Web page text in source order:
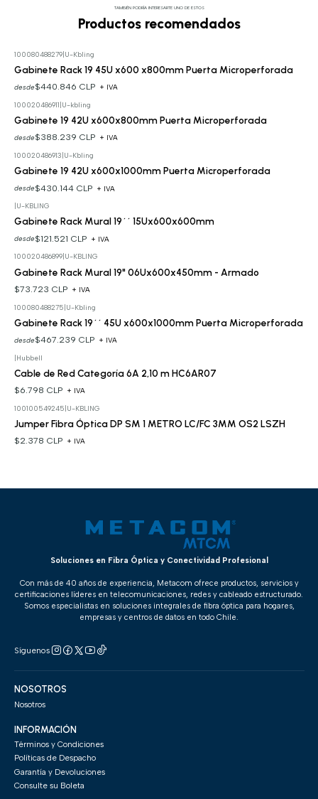
TAMBIÉN PODRÍA INTERESARTE UNO DE ESTOS
Productos recomendados
100080488279| U-Kbling
Gabinete Rack 19 45U x600 x800mm Puerta Microperforada
desde$440.846 CLP + IVA
100020486911 U-kbling
Gabinete 19 42U x600x800mm Puerta Microperforada
desde$388.239 CLP + IVA
100020486913 U-Kbling
Gabinete 19 42U x600x1000mm Puerta Microperforada
desde$430.144 CLP + IVA
U-KBLING
Gabinete Rack Mural 19´´ 15Ux600x600mm
desde$121.521 CLP + IVA
100020486899| U-KBLING
Gabinete Rack Mural 19" 06Ux600x450mm - Armado
$73.723 CLP + IVA
100080488275 U-Kbling
Gabinete Rack 19´´ 45U x600x1000mm Puerta Microperforada
desde$467.239 CLP + IVA
Hubbell
Cable de Red Categoría 6A 2,10 m HC6AR07
$6.798 CLP + IVA
100100549245 U-KBLING
Jumper Fibra Óptica DP SM 1 METRO LC/FC 3MM OS2 LSZH
$2.378 CLP + IVA
Soluciones en Fibra Óptica y Conectividad Profesional
Con más de 40 años de experiencia, Metacom ofrece productos, servicios y
certificaciones líderes en telecomunicaciones, redes y cableado estructurado.
Somos especialistas en soluciones integrales de fibra óptica para hogares,
empresas y centros de datos en todo Chile.
Síguenos
NOSOTROS
Nosotros
INFORMACIÓN
Términos y Condiciones
Políticas de Despacho
Garantía y Devoluciones
Consulte su Boleta